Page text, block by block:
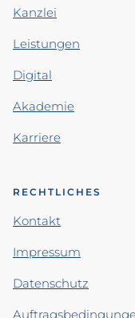
Kanzlei
Leistungen
Digital
Akademie
Karriere
RECHTLICHES
Kontakt
Impressum
Datenschutz